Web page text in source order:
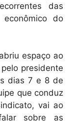
das
do
espaço ao
presidente
dias 7 e 8 de
que conduz
vai ao
sobre as